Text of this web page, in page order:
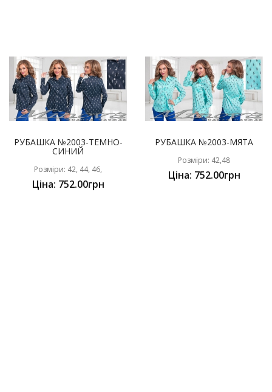
РУБАШКА №2003-ТЕМНО-
СИНИЙ
Розміри: 42, 44, 46,
Ціна: 752.00грн
РУБАШКА №2003-МЯТА
Розміри: 42,48
Ціна: 752.00грн